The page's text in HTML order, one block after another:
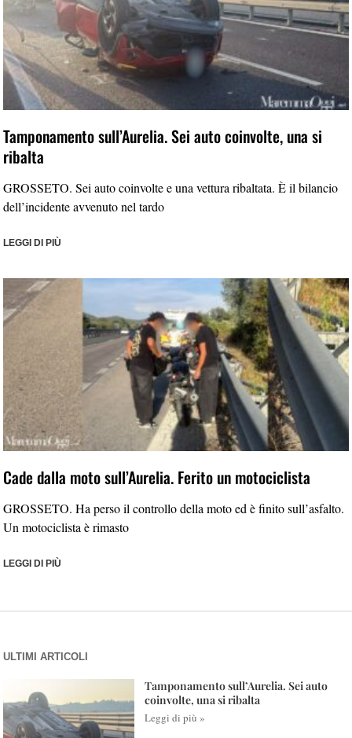
Tamponamento sull’Aurelia. Sei auto coinvolte, una si
ribalta
GROSSETO. Sei auto coinvolte e una vettura ribaltata. È il bilancio
dell’incidente avvenuto nel tardo
LEGGI DI PIÙ
Cade dalla moto sull’Aurelia. Ferito un motociclista
GROSSETO. Ha perso il controllo della moto ed è finito sull’asfalto.
Un motociclista è rimasto
LEGGI DI PIÙ
ULTIMI ARTICOLI
Tamponamento sull’Aurelia. Sei auto
coinvolte, una si ribalta
Leggi di più »